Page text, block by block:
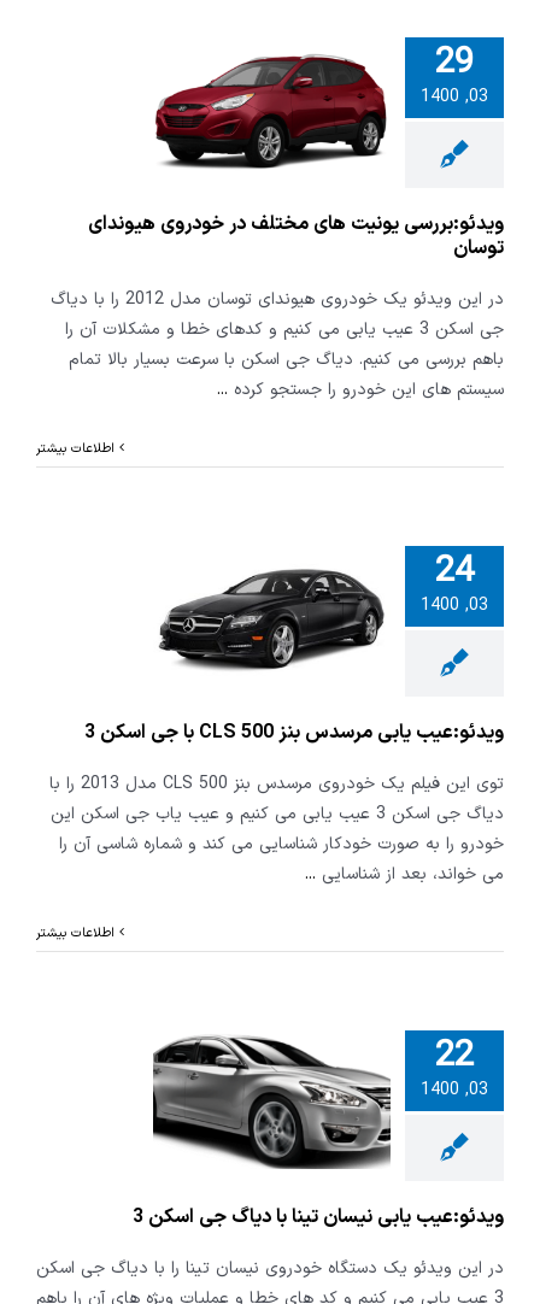
29
03, 1400یونیت
مختلف در
هیوندای
ویدئو:بررسی یونیت های مختلف در خودروی هیوندای
توسان
در این ویدئو یک خودروی هیوندای توسان مدل 2012 را با دیاگ
جی اسکن 3 عیب یابی می کنیم و کدهای خطا و مشکلات آن را
باهم بررسی می کنیم. دیاگ جی اسکن با سرعت بسیار بالا تمام
سیستم های این خودرو را جستجو کرده ...
اطلاعات بیشتر
24
03, 1400
یابی
اسکن 3
ویدئو:عیب یابی مرسدس بنز CLS 500 با جی اسکن 3
توی این فیلم یک خودروی مرسدس بنز CLS 500 مدل 2013 را با
دیاگ جی اسکن 3 عیب یابی می کنیم و عیب یاب جی اسکن این
خودرو را به صورت خودکار شناسایی می کند و شماره شاسی آن را
می خواند، بعد از شناسایی ...
اطلاعات بیشتر
22
03, 1400
یابی
با دیاگ
ویدئو:عیب یابی نیسان تینا با دیاگ جی اسکن 3
در این ویدئو یک دستگاه خودروی نیسان تینا را با دیاگ جی اسکن
3 عیب یابی می کنیم و کد های خطا و عملیات ویژه های آن را باهم